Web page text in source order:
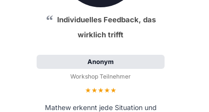
Individuelles Feedback, das
wirklich trifft
Anonym
Workshop Teilnehmer
Bewertung: 5 von 5 Sternen
Mathew erkennt jede Situation und